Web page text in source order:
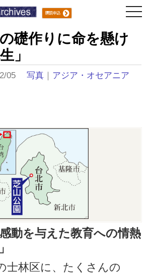
礎作りに命を懸け
」
05写真 ｜ アジア・オセアニア
動を与えた教育への情熱
士林区に、たくさんの